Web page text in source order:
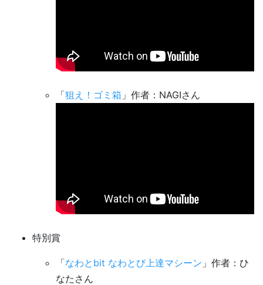
「狙え！ゴミ箱 」作者：NAGIさん
特別賞
「なわとbit なわとび上達マシーン 」作者：ひ
なたさん